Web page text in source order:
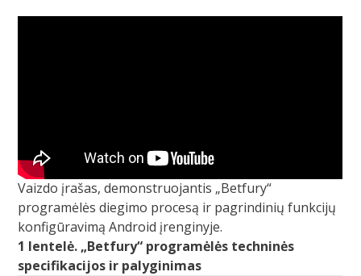
Vaizdo įrašas, demonstruojantis „Betfury“
programėlės diegimo procesą ir pagrindinių funkcijų
konfigūravimą Android įrenginyje.
1 lentelė. „Betfury“ programėlės techninės
specifikacijos ir palyginimas